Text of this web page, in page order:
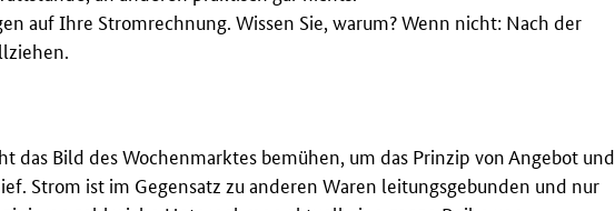
auf Ihre Stromrechnung. Wissen Sie, warum? Wenn nicht: Nach der
das Bild des Wochenmarktes bemühen, um das Prinzip von Angebot und
Strom ist im Gegensatz zu anderen Waren leitungsgebunden und nur